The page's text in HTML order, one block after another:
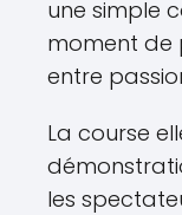
une simple
moment de
entre
La course
les